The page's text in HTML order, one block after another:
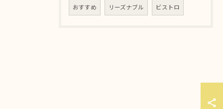
おすすめ リーズナブル ビストロ